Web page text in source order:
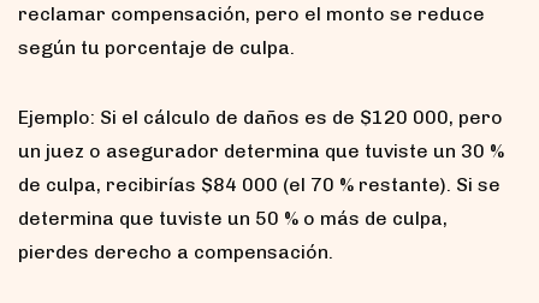
reclamar compensación, pero el monto se reduce
según tu porcentaje de culpa.
Ejemplo: Si el cálculo de daños es de $120 000, pero
un juez o asegurador determina que tuviste un 30 %
de culpa, recibirías $84 000 (el 70 % restante). Si se
determina que tuviste un 50 % o más de culpa,
pierdes derecho a compensación.